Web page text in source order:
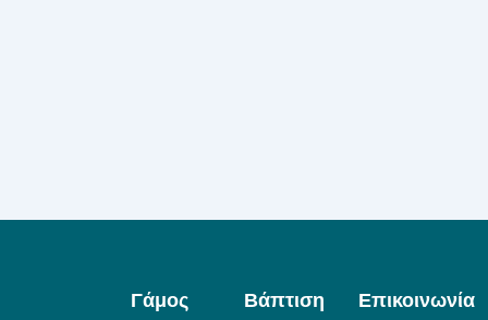
Γάμος Βάπτιση Επικοινωνία